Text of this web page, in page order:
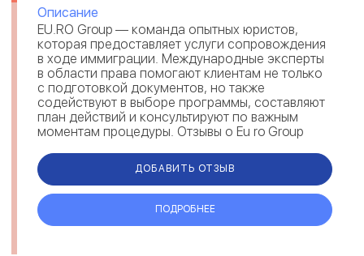
Описание
EU.RO Group — команда опытных юристов,
которая предоставляет услуги сопровождения
в ходе иммиграции. Международные эксперты
в области права помогают клиентам не только
с подготовкой документов, но также
содействуют в выборе программы, составляют
план действий и консультируют по важным
моментам процедуры. Отзывы о Eu ro Group
ДОБАВИТЬ ОТЗЫВ
ПОДРОБНЕЕ